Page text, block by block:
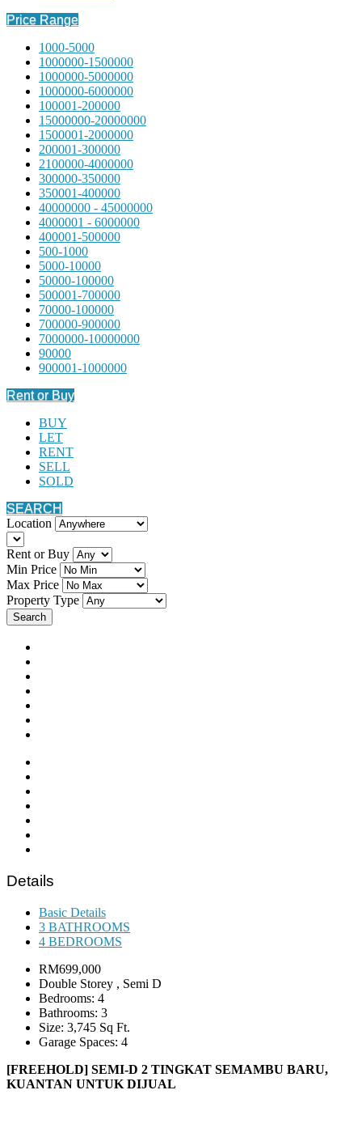
Price Range
1000-5000
1000000-1500000
1000000-5000000
1000000-6000000
100001-200000
15000000-20000000
1500001-2000000
200001-300000
2100000-4000000
300000-350000
350001-400000
40000000 - 45000000
4000001 - 6000000
400001-500000
500-1000
5000-10000
50000-100000
500001-700000
70000-100000
700000-900000
7000000-10000000
90000
900001-1000000
Rent or Buy
BUY
LET
RENT
SELL
SOLD
SEARCH
Location
Rent or Buy
Min Price
Max Price
Property Type
Search
Details
Basic Details
3 BATHROOMS
4 BEDROOMS
RM699,000
Double Storey , Semi D
Bedrooms: 4
Bathrooms: 3
Size: 3,745 Sq Ft.
Garage Spaces: 4
[FREEHOLD] SEMI-D 2 TINGKAT SEMAMBU BARU,
KUANTAN UNTUK DIJUAL